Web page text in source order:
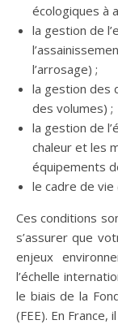
écologiques à
la gestion de
l’arrosage) ;
la gestion des
des volumes) ;
la gestion de
chaleur et les
équipements
le cadre de
Ces conditions
s’assurer que
enjeux
l’échelle
le biais de la
(FEE). En France,